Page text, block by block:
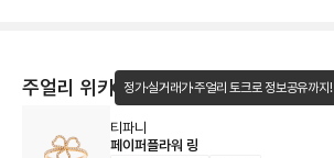
주얼리 위키 정가·실거래가·주얼리 토크로 정보공유까지!
티파니
페이퍼플라워 링